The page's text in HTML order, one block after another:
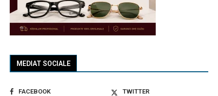
MEDIAT SOCIALE
FACEBOOK
TWITTER